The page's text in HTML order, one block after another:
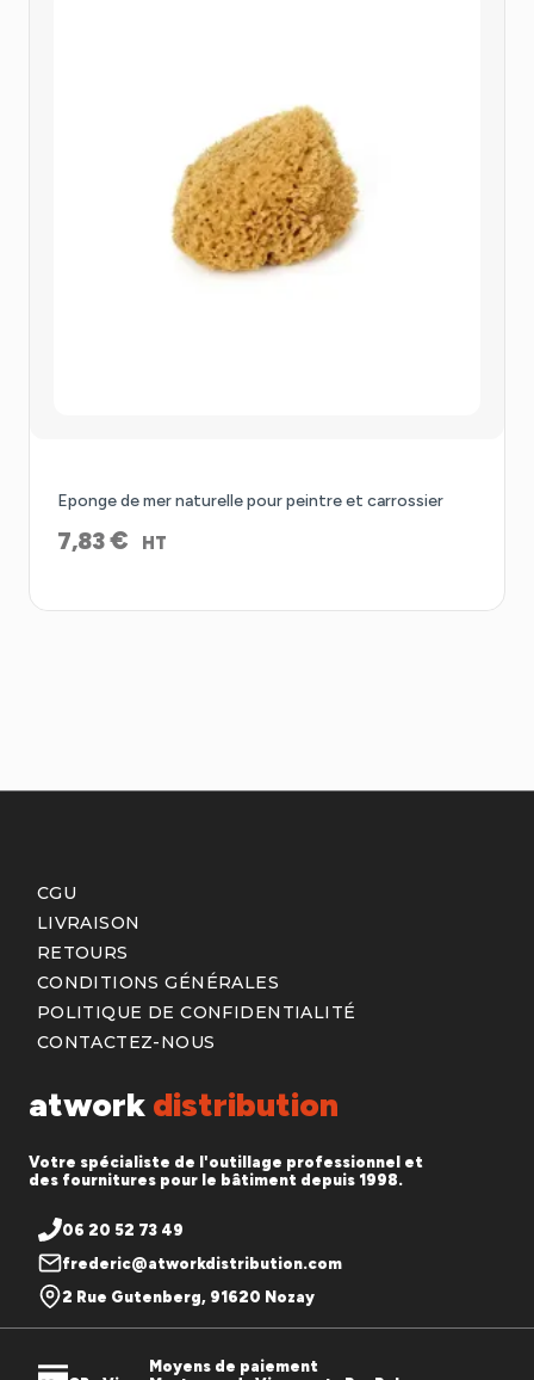
Eponge de mer naturelle pour peintre et carrossier
7,83€ HT
atwork distribution
Votre spécialiste de l'outillage professionnel et
des fournitures pour le bâtiment depuis 1998.
06 20 52 73 49
frederic@atworkdistribution.com
2 Rue Gutenberg, 91620 Nozay
CGU
LIVRAISON
RETOURS
CONDITIONS GÉNÉRALES
POLITIQUE DE CONFIDENTIALITÉ
CONTACTEZ-NOUS
Moyens de paiement